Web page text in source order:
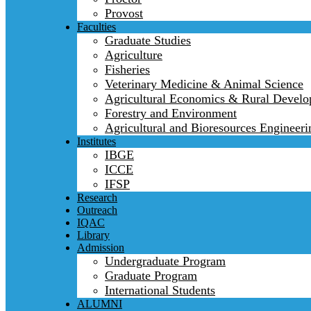
Provost
Faculties
Graduate Studies
Agriculture
Fisheries
Veterinary Medicine & Animal Science
Agricultural Economics & Rural
Forestry and Environment
Agricultural and Bioresources
Institutes
IBGE
ICCE
IFSP
Research
Outreach
IQAC
Library
Admission
Undergraduate Program
Graduate Program
International Students
ALUMNI